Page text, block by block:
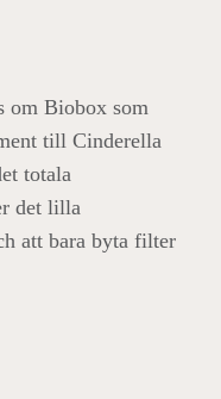
om Biobox som
till Cinderella
totala
det lilla
att bara byta filter